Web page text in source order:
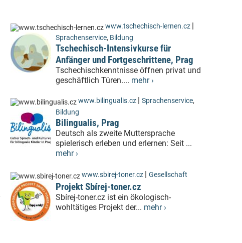
www.tschechisch-lernen.cz |
Sprachenservice, Bildung
Tschechisch-Intensivkurse für
Anfänger und Fortgeschrittene, Prag
Tschechischkenntnisse öffnen privat und
geschäftlich Türen.... mehr ›
www.bilingualis.cz | Sprachenservice,
Bildung
Bilingualis, Prag
Deutsch als zweite Muttersprache
spielerisch erleben und erlernen: Seit ...
mehr ›
www.sbirej-toner.cz | Gesellschaft
Projekt Sbírej-toner.cz
Sbírej-toner.cz ist ein ökologisch-
wohltätiges Projekt der... mehr ›